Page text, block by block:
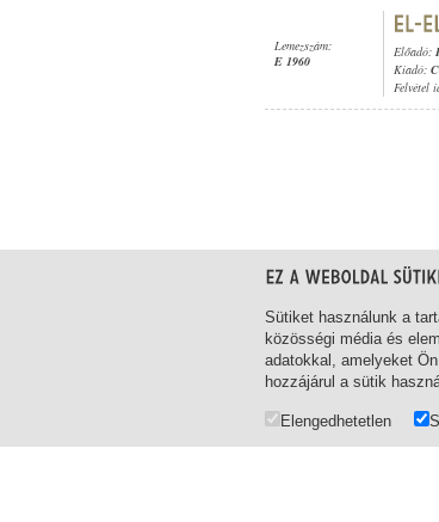
Lemezszám:
E 1960
Előadó:
Kiadó:
Felvétel
1-8/ összesen 8 találat
Sütiket használunk a
közösségi média és
adatokkal, amelyeket
hozzájárul a sütik
Elengedhetetlen